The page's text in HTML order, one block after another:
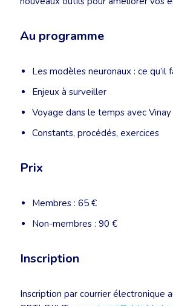
Au programme
Les modèles neuronaux : ce qu’il
Enjeux à surveiller
Voyage dans le temps avec
Constants, procédés, exercices
Prix
Membres : 65 €
Non-membres : 90 €
Inscription
Inscription par courrier électronique